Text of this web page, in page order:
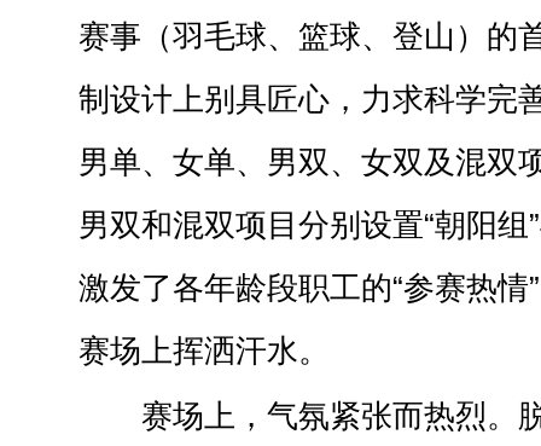
赛事（羽毛球、篮球、登山）的
制设计上别具匠心，力求科学完
男单、女单、男双、女双及混双
男双和混双项目分别设置“朝阳组
激发了各年龄段职工的“参赛热情
赛场上挥洒汗水。
赛场上，气氛紧张而热烈。